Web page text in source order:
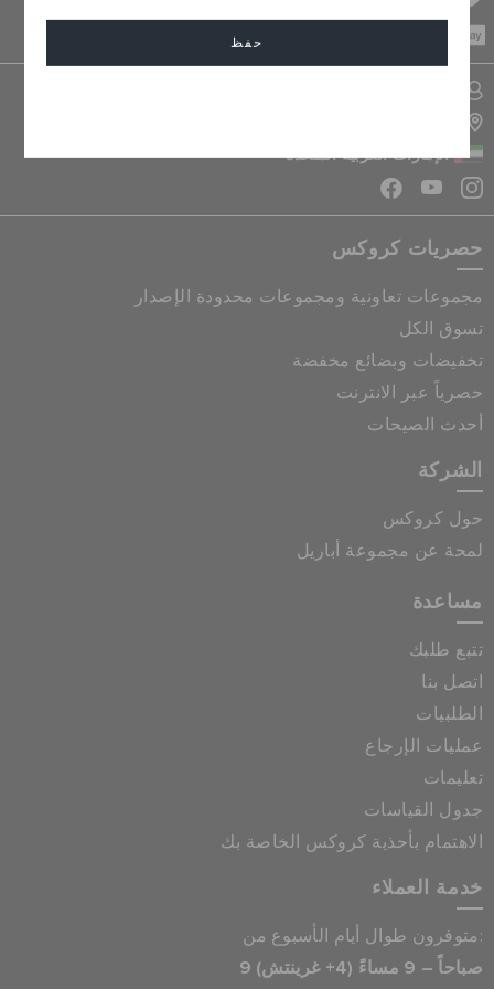
حفظ
الإمارات العربية المتحدة
حصريات كروكس
مجموعات تعاونية ومجموعات محدودة الإصدار
تسوق الكل
تخفيضات وبضائع مخفضة
حصرياً عبر الانترنت
أحدث الصيحات
الشركة
حول كروكس
لمحة عن مجموعة أباريل
مساعدة
تتبع طلبك
اتصل بنا
الطلبيات
عمليات الإرجاع
تعليمات
جدول القياسات
الاهتمام بأحذية كروكس الخاصة بك
خدمة العملاء
متوفرون طوال أيام الأسبوع من:
9 صباحاً – 9 مساءً (4+ غرينتش)